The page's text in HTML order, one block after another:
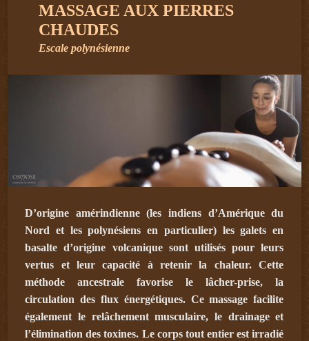
MASSAGE AUX PIERRES
CHAUDES
Escale polynésienne
D’origine amérindienne (les indiens d’Amérique du
Nord et les polynésiens en particulier) les galets en
basalte d’origine volcanique sont utilisés pour leurs
vertus et leur capacité à retenir la chaleur. Cette
méthode ancestrale favorise le lâcher-prise, la
circulation des flux énergétiques. Ce massage facilite
également le relâchement musculaire, le drainage et
l’élimination des toxines. Le corps tout entier est irradié